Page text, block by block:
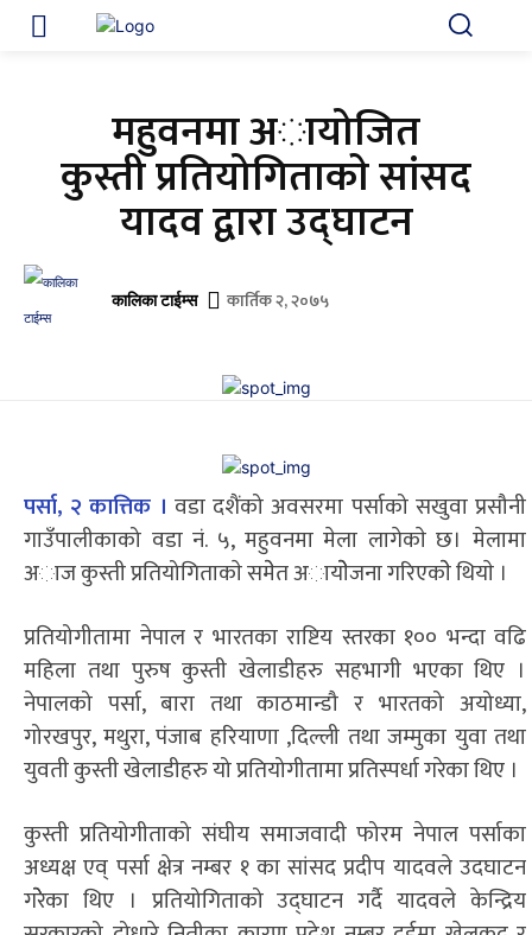
महुवनमा अायोजित
कुस्ती प्रतियोगिताकाे सांसद
यादव द्वारा उद्घाटन
कालिका टाईम्स कार्तिक २, २०७५
पर्सा, २ कात्तिक । वडा दशैंको अवसरमा पर्साको सखुवा प्रसौनी
गाउँपालीकाको वडा नं. ५, महुवनमा मेला लागेकाे छ। मेलामा
अाज कुस्ती प्रतियोगिताकाे समेेत अायाेेेजना गरिएकाेे थियाे ।
प्रतियोगीतामा नेपाल र भारतका राष्टिय स्तरका १०० भन्दा वढि
महिला तथा पुरुष कुस्ती खेलाडीहरु सहभागी भएका थिए ।
नेपालको पर्सा, बारा तथा काठमान्डौ र भारतको अयोध्या,
गोरखपुर, मथुरा, पंजाब हरियाणा ,दिल्ली तथा जम्मुका युवा तथा
युवती कुस्ती खेलाडीहरु यो प्रतियोगीतामा प्रतिस्पर्धा गरेका थिए ।
कुस्ती प्रतियोगीताको संघीय समाजवादी फोरम नेपाल पर्साका
अध्यक्ष एव् पर्सा क्षेत्र नम्बर १ का सांसद प्रदीप यादवले उदघाटन
गरेेेका थिए । प्रतियोगिताको उद्घाटन गर्दै यादवले केन्द्रिय